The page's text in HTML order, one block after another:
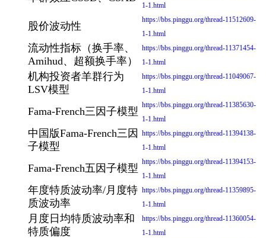
1-1.html
股价波动性
https://bbs.pinggu.org/thread-11512609-
1-1.html
流动性指标（换手率、
Amihud、超额换手率）
https://bbs.pinggu.org/thread-11371454-
1-1.html
机构投资者羊群行为
LSV模型
https://bbs.pinggu.org/thread-11049067-
1-1.html
Fama-French三因子模型
https://bbs.pinggu.org/thread-11385630-
1-1.html
中国版Fama-French三因
子模型
https://bbs.pinggu.org/thread-11394138-
1-1.html
Fama-French五因子模型
https://bbs.pinggu.org/thread-11394153-
1-1.html
年度特质波动率/月度特
质波动率
https://bbs.pinggu.org/thread-11359895-
1-1.html
月度日均特质波动率和
特质偏度
https://bbs.pinggu.org/thread-11360054-
1-1.html